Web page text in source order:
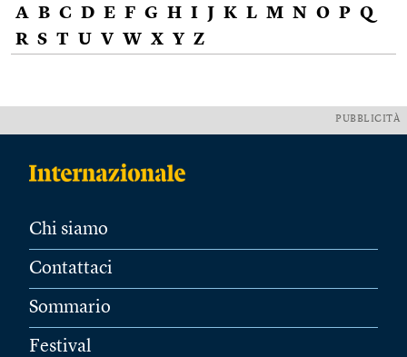
A B C D E F G H I J K L M N O P Q
R S T U V W X Y Z
PUBBLICITÀ
Chi siamo
Contattaci
Sommario
Festival